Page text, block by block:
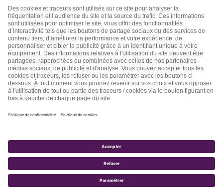
Cancérologie, est, depuis des années un fervent défenseur
de la prévention et de l'accompagnement nutritionnel et
environnemental des maladies liées à l'âge.
Désireux de découvrir d'autres thérapeutiques et d'en
mesurer les effets, il n'hésite pas à s'ouvrir vers d'autres
connaissances comme la médecine chinoise, l'homéopathie,
la phytothérapie et quelques autres. Dans ses "lettres" il
nous fait partager son expérience, ses connaissances, ses
espoirs et parfois ses doutes.
2017 - TOTALE SANTÉ SA - TOUS DROITS RÉSERVÉS